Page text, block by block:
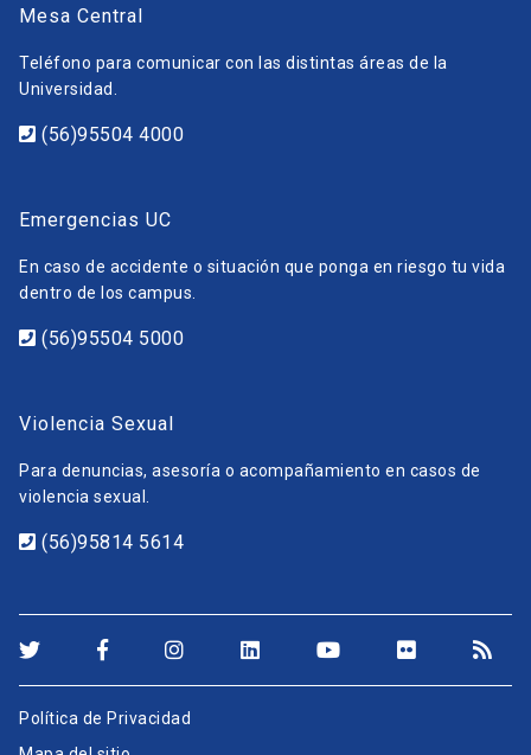
Mesa Central
Teléfono para comunicar con las distintas áreas de la
Universidad.
(56)95504 4000
Emergencias UC
En caso de accidente o situación que ponga en riesgo tu vida
dentro de los campus.
(56)95504 5000
Violencia Sexual
Para denuncias, asesoría o acompañamiento en casos de
violencia sexual.
(56)95814 5614
Política de Privacidad